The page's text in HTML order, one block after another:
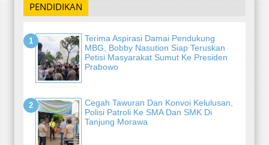
PENDIDIKAN
Terima Aspirasi Damai Pendukung
MBG, Bobby Nasution Siap Teruskan
Petisi Masyarakat Sumut Ke Presiden
Prabowo
Cegah Tawuran Dan Konvoi Kelulusan,
Polisi Patroli Ke SMA Dan SMK Di
Tanjung Morawa